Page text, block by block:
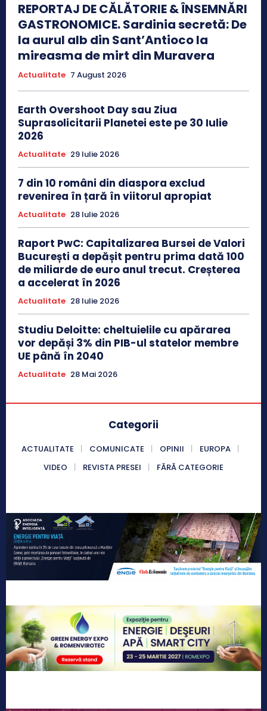
REPORTAJ DE CĂLĂTORIE & ÎNSEMNĂRI
GASTRONOMICE. Sardinia secretă: De
la aurul alb din Sant’Antioco la
mireasma de mirt din Muravera
Actualitate 7 August 2026
Earth Overshoot Day sau Ziua
Suprasolicitarii Planetei este pe 30 Iulie
2026
Actualitate 29 Iulie 2026
7 din 10 români din diaspora exclud
revenirea în țară în viitorul apropiat
Actualitate 28 Iulie 2026
Raport PwC: Capitalizarea Bursei de Valori
București a depășit pentru prima dată 100
de miliarde de euro anul trecut. Creșterea
a accelerat în 2026
Actualitate 28 Iulie 2026
Studiu Deloitte: cheltuielile cu apărarea
vor depăși 3% din PIB-ul statelor membre
UE până în 2040
Actualitate 28 Mai 2026
Categorii
ACTUALITATE COMUNICATE OPINII
EUROPA
VIDEO
REVISTA PRESEI FĂRĂ CATEGORIE